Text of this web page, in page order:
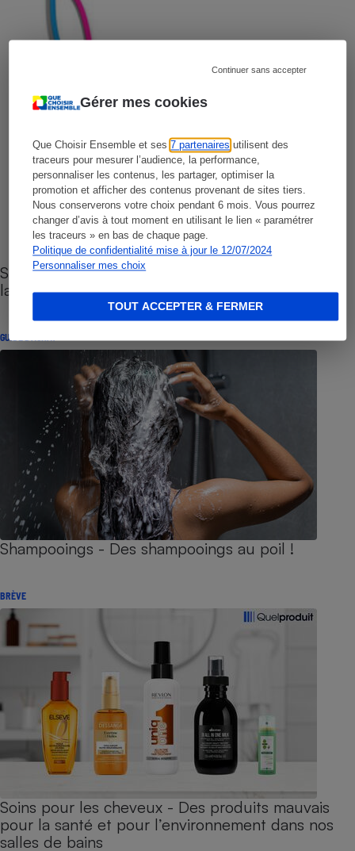
Gérer mes cookies
Que Choisir Ensemble et ses7 partenaires utilisent des
traceurs pour mesurer l’audience, la performance,
personnaliser les contenus, les partager, optimiser la
promotion et afficher des contenus provenant de sites tiers.
Nous conserverons votre choix pendant 6 mois. Vous pourrez
changer d’avis à tout moment en utilisant le lien « paramétrer
les traceurs » en bas de chaque page.
Politique de confidentialité mise à jour le 12/07/2024
Personnaliser mes choix
Continuer sans accepter
TOUT ACCEPTER & FERMER
Sites de rencontres - Nos conseils pour vous
lancer
GUIDE D'ACHAT
Shampooings - Des shampooings au poil !
BRÈVE
Soins pour les cheveux - Des produits mauvais
pour la santé et pour l’environnement dans nos
salles de bains